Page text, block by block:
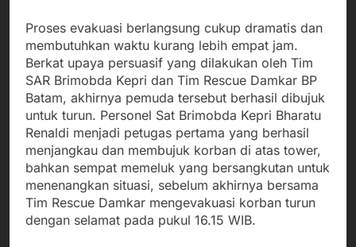
Proses evakuasi berlangsung cukup dramatis dan
membutuhkan waktu kurang lebih empat jam.
Berkat upaya persuasif yang dilakukan oleh Tim
SAR Brimobda Kepri dan Tim Rescue Damkar BP
Batam, akhirnya pemuda tersebut berhasil dibujuk
untuk turun. Personel Sat Brimobda Kepri Bharatu
Renaldi menjadi petugas pertama yang berhasil
menjangkau dan membujuk korban di atas tower,
bahkan sempat memeluk yang bersangkutan untuk
menenangkan situasi, sebelum akhirnya bersama
Tim Rescue Damkar mengevakuasi korban turun
dengan selamat pada pukul 16.15 WIB.